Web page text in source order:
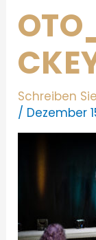
Schreiben
/ Dezember